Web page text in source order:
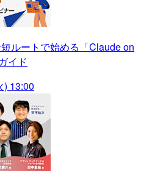
ルートで始める「Claude on
イド
) 13:00